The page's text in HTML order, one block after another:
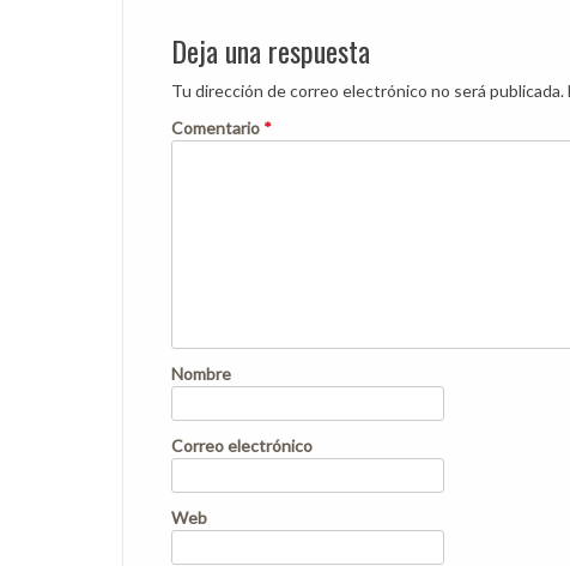
navigation
Deja una respuesta
Tu dirección de correo electrónico no será publicada.
Comentario *
Nombre
Correo electrónico
Web